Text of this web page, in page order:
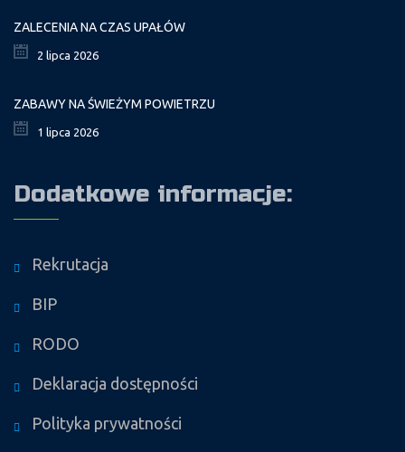
ZALECENIA NA CZAS UPAŁÓW
2 lipca 2026
ZABAWY NA ŚWIEŻYM POWIETRZU
1 lipca 2026
Dodatkowe informacje:
Rekrutacja
BIP
RODO
Deklaracja dostępności
Polityka prywatności